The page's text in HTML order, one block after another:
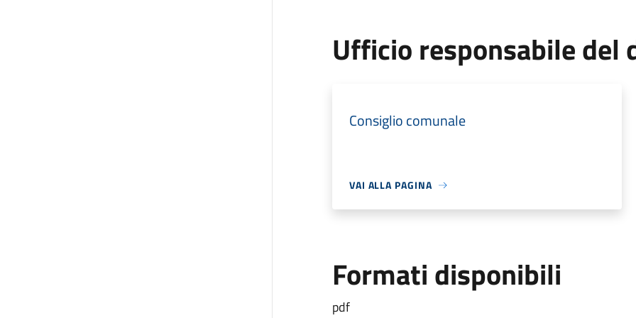
Ufficio responsabile del
Consiglio comunale
VAI ALLA PAGINA
Formati disponibili
pdf